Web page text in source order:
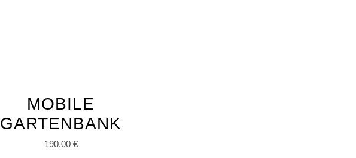
MOBILE
GARTENBANK
190,00 €